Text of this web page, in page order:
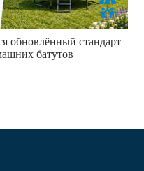
обновлённый стандарт
батутов